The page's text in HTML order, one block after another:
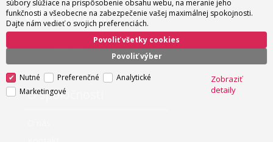
Doručenie kuriérom
4.80 EUR s DPH
Doručenie kuriérom nad 180 EUR
zadarmo
O spoločnosti
súbory slúžiace na prispôsobenie obsahu webu, na meranie jeho
funkčnosti a všeobecne na zabezpečenie vašej maximálnej spokojnosti.
Dajte nám vedieť o svojich preferenciách.
Povoliť výber
Povoliť všetky cookies
Nutné Preferenčné
Analytické
Marketingové
Zobraziť
detaily